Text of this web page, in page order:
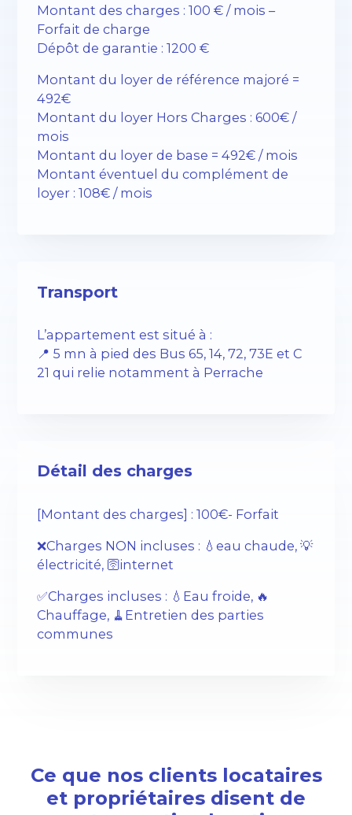
Montant des charges : 100 € / mois –
Forfait de charge
Dépôt de garantie : 1200 €
Montant du loyer de référence majoré =
492€
Montant du loyer Hors Charges : 600€ /
mois
Montant du loyer de base = 492€ / mois
Montant éventuel du complément de
loyer : 108€ / mois
Transport
L’appartement est situé à :
📍 5 mn à pied des Bus 65, 14, 72, 73E et C
21 qui relie notamment à Perrache
Détail des charges
[Montant des charges] : 100€- Forfait
❌Charges NON incluses : 💧eau chaude, 💡
électricité, 🛜internet
✅Charges incluses : 💧Eau froide, 🔥
Chauffage, 🧹Entretien des parties
communes
Ce que nos clients locataires
et propriétaires disent de